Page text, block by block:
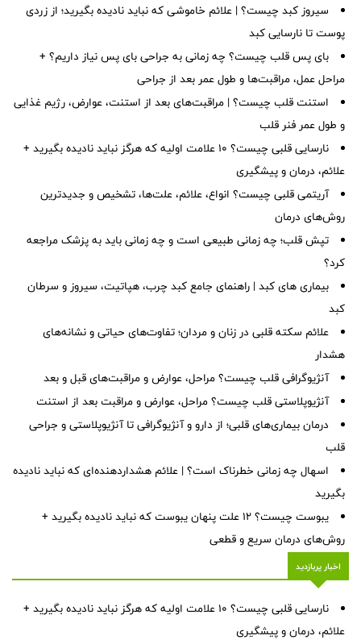
سیروز کبد چیست؟ | علائم خاموشی که نباید نادیده بگیرید؛ از زردی
پوست تا نارسایی کبد
بای پس قلب چیست؟ چه زمانی به جراحی بای پس نیاز داریم؟ +
مراحل عمل، مراقبت‌ها و طول عمر بعد از جراحی
استنت قلب چیست؟ | مراقبت‌های بعد از استنت، عوارض، رژیم غذایی
و طول عمر فنر قلب
نارسایی قلبی چیست؟ ۱۰ علامت اولیه که هرگز نباید نادیده بگیرید +
علائم، درمان و پیشگیری
آریتمی قلبی چیست؟ انواع، علائم، علت‌ها، تشخیص و جدیدترین
روش‌های درمان
تپش قلب؛ چه زمانی طبیعی است و چه زمانی باید به پزشک مراجعه
کرد؟
بیماری های کبد | راهنمای جامع کبد چرب، هپاتیت، سیروز و سرطان
کبد
علائم سکته قلبی در زنان و مردان؛ تفاوت‌های حیاتی و نشانه‌های
هشدار
آنژیوگرافی قلب چیست؟ مراحل، عوارض و مراقبت‌های قبل و بعد
آنژیوپلاستی قلب چیست؟ مراحل، عوارض و مراقبت بعد از استنت
درمان بیماری‌های قلبی؛ از دارو و آنژیوگرافی تا آنژیوپلاستی و جراحی
قلب
اسهال چه زمانی خطرناک است؟ | علائم هشداردهنده‌ای که نباید نادیده
بگیرید
یبوست چیست؟ ۱۲ علت پنهان یبوست که نباید نادیده بگیرید +
روش‌های درمان سریع و قطعی
اخبار پربازدید
نارسایی قلبی چیست؟ ۱۰ علامت اولیه که هرگز نباید نادیده بگیرید +
علائم، درمان و پیشگیری